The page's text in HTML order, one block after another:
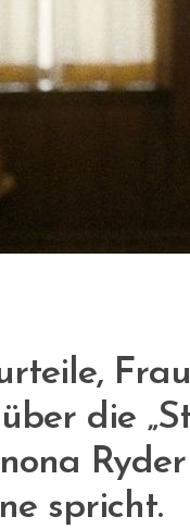
die
spricht.